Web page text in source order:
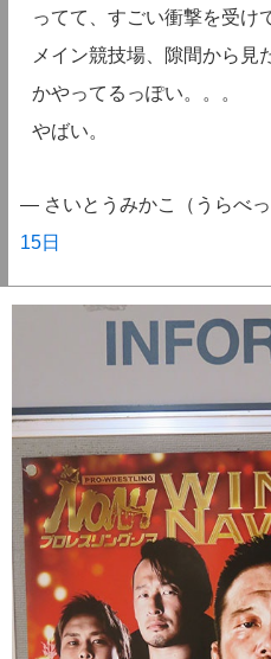
ってて、すごい衝撃を受け
メイン競技場、隙間から見
かやってるっぽい。。。
やばい。
— さいとうみかこ（うらべ
15日